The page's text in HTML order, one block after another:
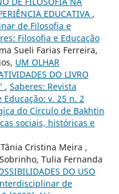
EDUCATIVA ,
de Filosofia e
Filosofia e Educação
Sueli Farias Ferreira,
UM OLHAR
DO LIVRO
, Saberes: Revista
v. 25 n. 2
do Círculo de Bakhtin
sociais, históricas e
Cristina Meira ,
Tulia Fernanda
DO USO
de